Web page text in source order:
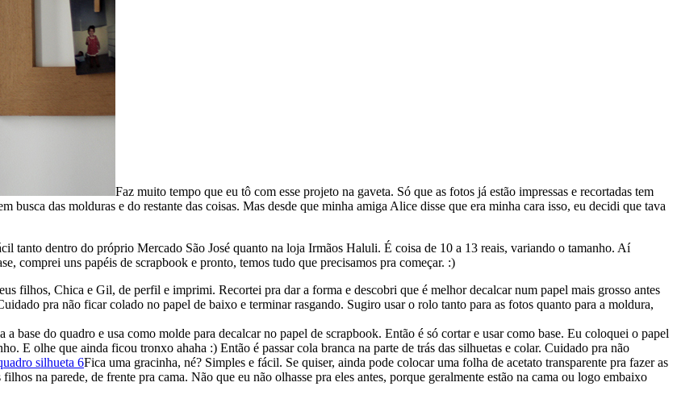
Faz muito tempo que eu tô com esse projeto na gaveta. Só que as fotos já estão impressas e recortadas tem
busca das molduras e do restante das coisas. Mas desde que minha amiga Alice disse que era minha cara isso, eu decidi que tava
tanto dentro do próprio Mercado São José quanto na loja Irmãos Haluli. É coisa de 10 a 13 reais, variando o tamanho. Aí
comprei uns papéis de scrapbook e pronto, temos tudo que precisamos pra começar. :)
filhos, Chica e Gil, de perfil e imprimi. Recortei pra dar a forma e descobri que é melhor decalcar num papel mais grosso antes
pra não ficar colado no papel de baixo e terminar rasgando. Sugiro usar o rolo tanto para as fotos quanto para a moldura,
a base do quadro e usa como molde para decalcar no papel de scrapbook. Então é só cortar e usar como base. Eu coloquei o papel
E olhe que ainda ficou tronxo ahaha :) Então é passar cola branca na parte de trás das silhuetas e colar. Cuidado pra não
Fica uma gracinha, né? Simples e fácil. Se quiser, ainda pode colocar uma folha de acetato transparente pra fazer as
na parede, de frente pra cama. Não que eu não olhasse pra eles antes, porque geralmente estão na cama ou logo embaixo